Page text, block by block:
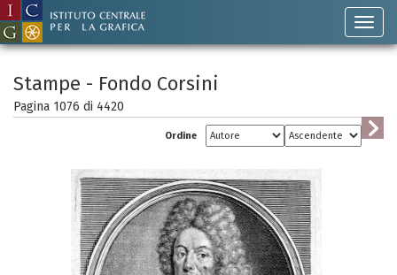
Stampe - Fondo Corsini
Pagina 1076 di 4420
Ordine